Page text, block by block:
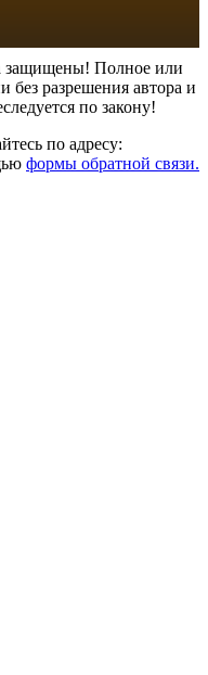
защищены! Полное или
без разрешения автора и
по закону!
по адресу:
формы обратной связи.